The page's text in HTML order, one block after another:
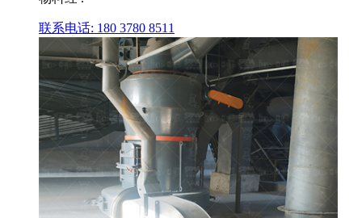
联系电话: 180 3780 8511